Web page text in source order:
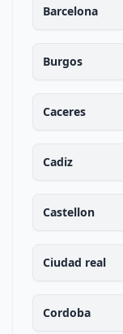
Barcelona
Burgos
Caceres
Cadiz
Castellon
Ciudad real
Cordoba